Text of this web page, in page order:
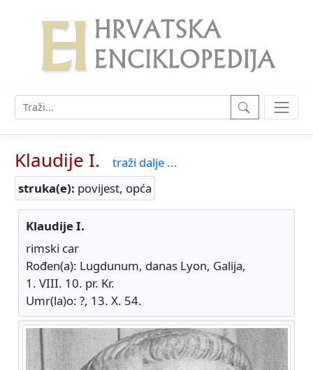
Klaudije I.
traži dalje ...
struka(e): povijest, opća
Klaudije I.
rimski car
Rođen(a): Lugdunum, danas Lyon, Galija,
1. VIII. 10. pr. Kr.
Umr(la)o: ?, 13. X. 54.